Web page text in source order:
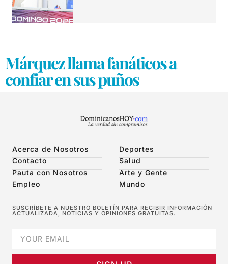
Márquez llama fanáticos a
confiar en sus puños
Acerca de Nosotros
Contacto
Pauta con Nosotros
Empleo
Deportes
Salud
Arte y Gente
Mundo
SUSCRÍBETE A NUESTRO BOLETÍN PARA RECIBIR INFORMACIÓN
ACTUALIZADA, NOTICIAS Y OPINIONES GRATUITAS.